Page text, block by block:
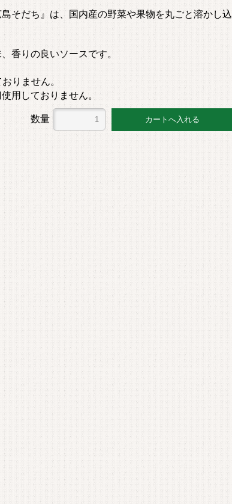
そだち』は、国内産の野菜や果物を丸ごと溶かし込
香りの良いソースです。
りません。
用しておりません。
数量